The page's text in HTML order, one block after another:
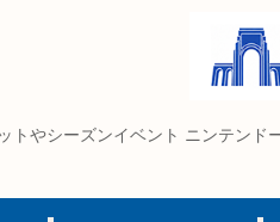
トやシーズンイベント ニンテンド